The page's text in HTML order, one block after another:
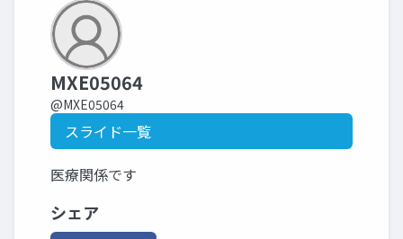
MXE05064
@MXE05064
スライド一覧
医療関係です
シェア